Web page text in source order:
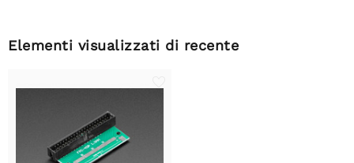
Elementi visualizzati di recente